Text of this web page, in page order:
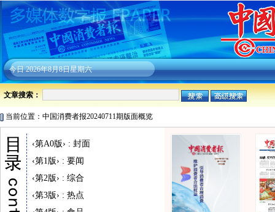
今日2026年8月8日星期六
文章搜索：
当前位置：中国消费者报20240711期版面概览
‹第A0版› : 封面
‹第1版› : 要闻
‹第2版› : 综合
‹第3版› : 热点